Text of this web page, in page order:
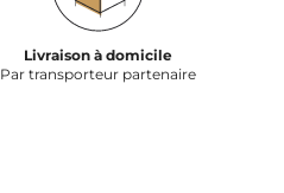
Livraison à domicile
Par transporteur partenaire